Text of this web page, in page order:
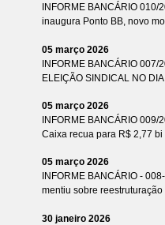
INFORME BANCÁRIO
inaugura Ponto BB, novo
05 março 2026
INFORME BANCÁRIO 007/
ELEIÇÃO SINDICAL NO
05 março 2026
INFORME BANCÁRIO
Caixa recua para R$ 2,77 bi
05 março 2026
INFORME BANCÁRIO -
mentiu sobre reestruturação
30 janeiro 2026